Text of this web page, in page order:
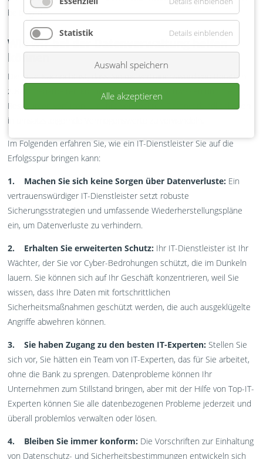
beitragen.
Wie wir bei der Datenverwaltung helfen
können
Die gute Nachricht ist, dass Sie mit vertrauenswürdigen Beratern
zusammenarbeiten können, die über das Fachwissen und die
Ressourcen verfügen, um Ihre versteckten Datenverbindlichkeiten
in umsatzsteigernde Vermögenswerte zu verwandeln.
Im Folgenden erfahren Sie, wie ein IT-Dienstleister Sie auf die
Erfolgsspur bringen kann:
1. Machen Sie sich keine Sorgen über Datenverluste: Ein
vertrauenswürdiger IT-Dienstleister setzt robuste
Sicherungsstrategien und umfassende Wiederherstellungspläne
ein, um Datenverluste zu verhindern.
2. Erhalten Sie erweiterten Schutz: Ihr IT-Dienstleister ist Ihr
Wächter, der Sie vor Cyber-Bedrohungen schützt, die im Dunkeln
lauern. Sie können sich auf Ihr Geschäft konzentrieren, weil Sie
wissen, dass Ihre Daten mit fortschrittlichen
Sicherheitsmaßnahmen geschützt werden, die auch ausgeklügelte
Angriffe abwehren können.
3. Sie haben Zugang zu den besten IT-Experten: Stellen Sie
sich vor, Sie hätten ein Team von IT-Experten, das für Sie arbeitet,
ohne die Bank zu sprengen. Datenprobleme können Ihr
Unternehmen zum Stillstand bringen, aber mit der Hilfe von Top-IT-
Experten können Sie alle datenbezogenen Probleme jederzeit und
überall problemlos verwalten oder lösen.
4. Bleiben Sie immer konform: Die Vorschriften zur Einhaltung
von Datenschutz- und Sicherheitsbestimmungen entwickeln sich
Statistik Details einblenden
Auswahl speichern
Alle akzeptieren